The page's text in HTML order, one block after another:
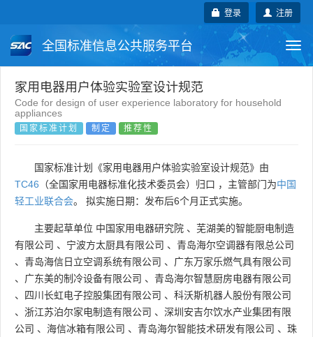
注册
登录
全国标准信息公共服务平台
国家标准 行业标准
团体标准
家用电器用户体验实验室设计规范
Code for design of user experience laboratory for household
appliances
国家标准计划 制定 推荐性
国家标准计划《家用电器用户体验实验室设计规范》由
TC46 （全国家用电器标准化技术委员会）归口 ，主管部门为中国
轻工业联合会。 拟实施日期：发布后6个月正式实施。
主要起草单位 中国家用电器研究院 、 芜湖美的智能厨电制造
有限公司 、 宁波方太厨具有限公司 、 青岛海尔空调器有限总公司
、 青岛海信日立空调系统有限公司 、 广东万家乐燃气具有限公司
、 广东美的制冷设备有限公司 、 青岛海尔智慧厨房电器有限公司
、
四川长虹电子控股集团有限公司 、 科沃斯机器人股份有限公司
、 浙江苏泊尔家电制造有限公司 、 深圳安吉尔饮水产业集团有限
公司 、 海信冰箱有限公司 、 青岛海尔智能技术研发有限公司 、 珠